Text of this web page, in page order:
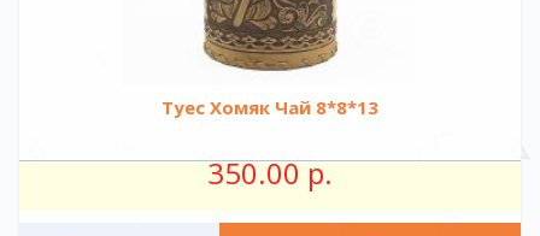
Туес Хомяк Чай 8*8*13
350.00 р.